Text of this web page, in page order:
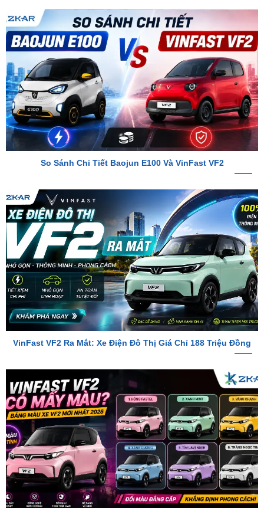
So Sánh Chi Tiết Baojun E100 Và VinFast VF2
VinFast VF2 Ra Mắt: Xe Điện Đô Thị Giá Chỉ 188 Triệu Đồng
VinFast VF2 Có Mấy Màu? Bảng Màu Xe VF2 Mới Nhất 2026